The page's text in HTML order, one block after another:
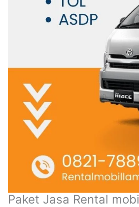
Paket Jasa Rental